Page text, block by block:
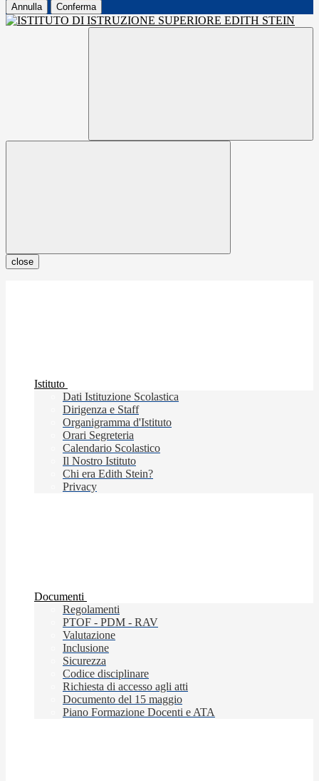
Annulla Conferma
close
Istituto
Dati Istituzione Scolastica
Dirigenza e Staff
Organigramma d'Istituto
Orari Segreteria
Calendario Scolastico
Il Nostro Istituto
Chi era Edith Stein?
Privacy
Documenti
Regolamenti
PTOF - PDM - RAV
Valutazione
Inclusione
Sicurezza
Codice disciplinare
Richiesta di accesso agli atti
Documento del 15 maggio
Piano Formazione Docenti e ATA